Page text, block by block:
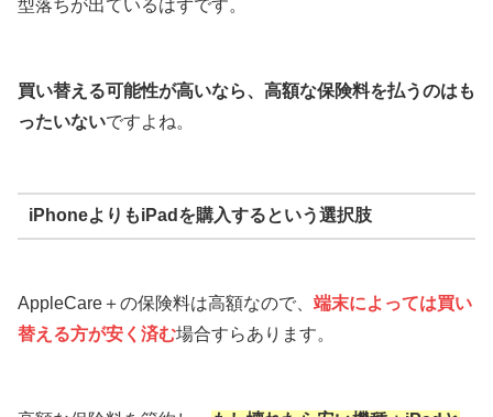
型落ちが出ているはずです。
買い替える可能性が高いなら、高額な保険料を払うのはも
ったいないですよね。
iPhoneよりもiPadを購入するという選択肢
AppleCare＋の保険料は高額なので、 端末によっては買い
替える方が安く済む場合すらあります。